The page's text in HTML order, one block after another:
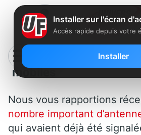
Le réseau Free
mobiles
Nous vous rapportions
nombre important
qui avaient déjà été
Installer sur l'écran
Accès rapide depuis votre
Installer